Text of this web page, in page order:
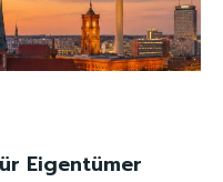
Eigentümer